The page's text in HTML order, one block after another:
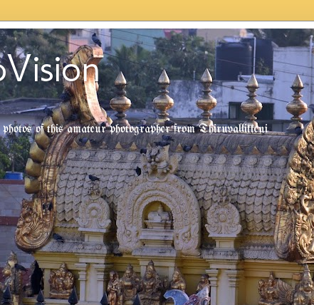
photos of this amateur photographer from Thiruvallikkeni